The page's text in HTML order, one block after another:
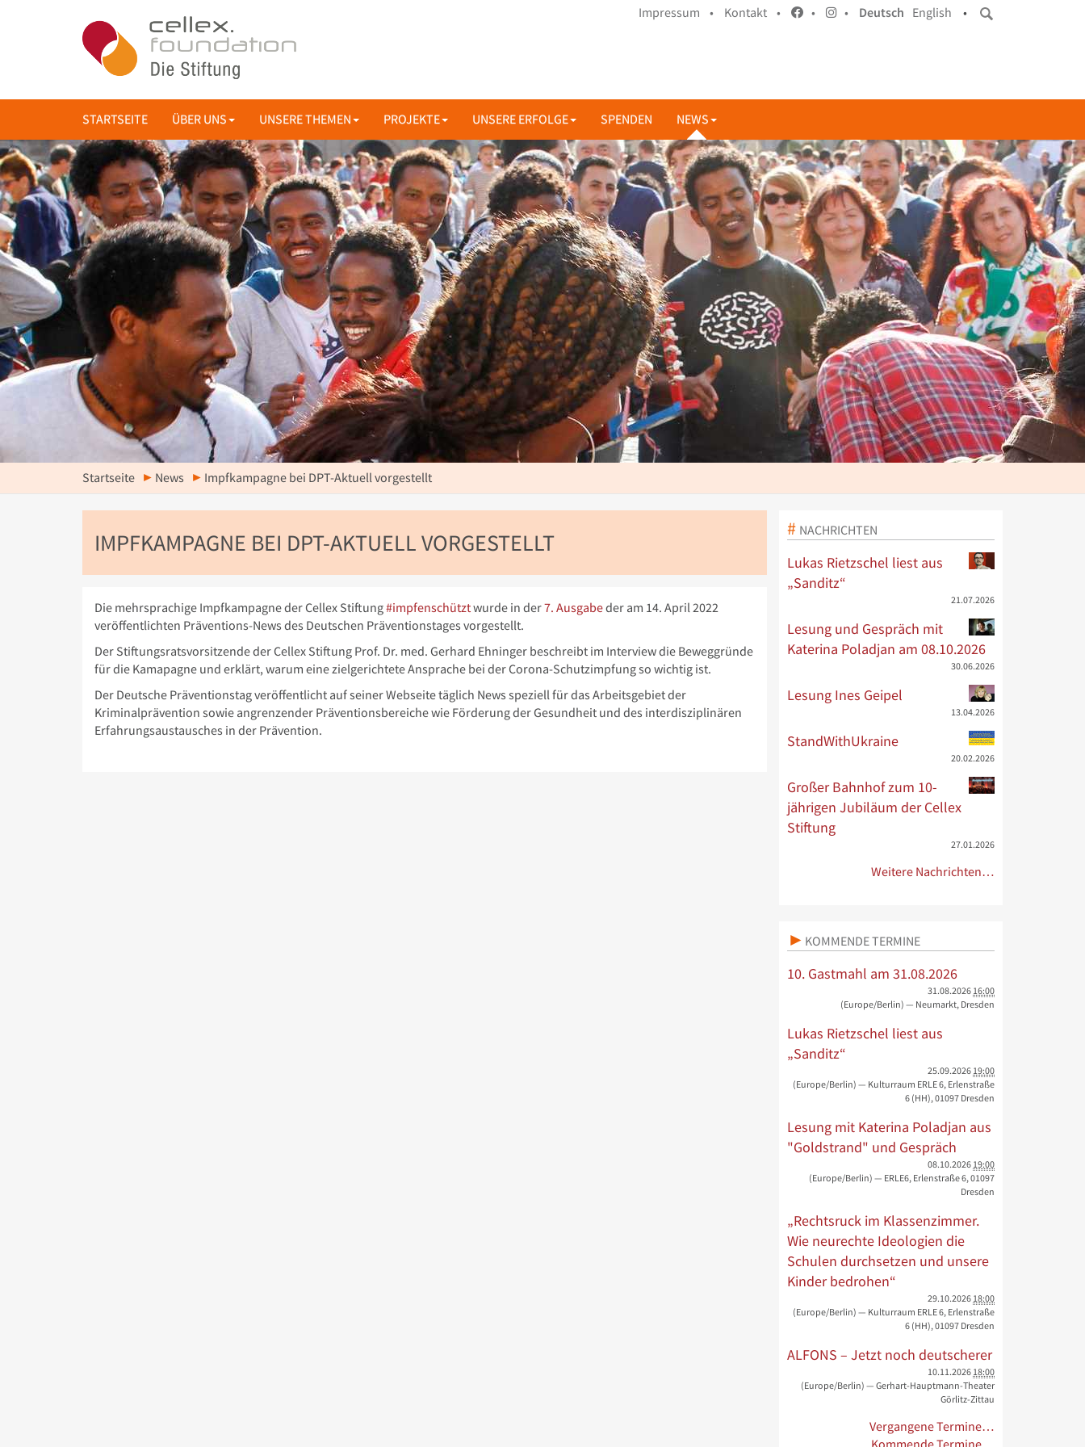
Impressum • Kontakt • • • Deutsch English •
STARTSEITE ÜBER UNS UNSERE THEMEN PROJEKTE UNSERE ERFOLGE SPENDEN NEWS
Startseite News Impfkampagne bei DPT-Aktuell vorgestellt
IMPFKAMPAGNE BEI DPT-AKTUELL VORGESTELLT
Die mehrsprachige Impfkampagne der Cellex Stiftung#impfenschütztwurde in der7. Ausgabeder am 14. April 2022
veröffentlichten Präventions-News des Deutschen Präventionstages vorgestellt.
Der Stiftungsratsvorsitzende der Cellex Stiftung Prof. Dr. med. Gerhard Ehninger beschreibt im Interview die Beweggründe
für die Kamapagne und erklärt, warum eine zielgerichtete Ansprache bei der Corona-Schutzimpfung so wichtig ist.
Der Deutsche Präventionstag veröffentlicht auf seiner Webseite täglich News speziell für das Arbeitsgebiet der
Kriminalprävention sowie angrenzender Präventionsbereiche wie Förderung der Gesundheit und des interdisziplinären
Erfahrungsaustausches in der Prävention.
NACHRICHTEN
Lukas Rietzschel liest aus
„Sanditz“
21.07.2026
Lesung und Gespräch mit
Katerina Poladjan am 08.10.2026
30.06.2026
Lesung Ines Geipel
13.04.2026
StandWithUkraine
20.02.2026
Großer Bahnhof zum 10-
jährigen Jubiläum der Cellex
Stiftung
27.01.2026
Weitere Nachrichten…
KOMMENDE TERMINE
10. Gastmahl am 31.08.2026
31.08.2026 16:00
(Europe/Berlin) — Neumarkt, Dresden
Lukas Rietzschel liest aus
„Sanditz“
25.09.2026 19:00
(Europe/Berlin) — Kulturraum ERLE 6, Erlenstraße
6 (HH), 01097 Dresden
Lesung mit Katerina Poladjan aus
"Goldstrand" und Gespräch
08.10.2026 19:00
(Europe/Berlin) — ERLE6, Erlenstraße 6, 01097
Dresden
„Rechtsruck im Klassenzimmer.
Wie neurechte Ideologien die
Schulen durchsetzen und unsere
Kinder bedrohen“
29.10.2026 18:00
(Europe/Berlin) — Kulturraum ERLE 6, Erlenstraße
6 (HH), 01097 Dresden
ALFONS – Jetzt noch deutscherer
10.11.2026 18:00
(Europe/Berlin) — Gerhart-Hauptmann-Theater
Görlitz-Zittau
Vergangene Termine…